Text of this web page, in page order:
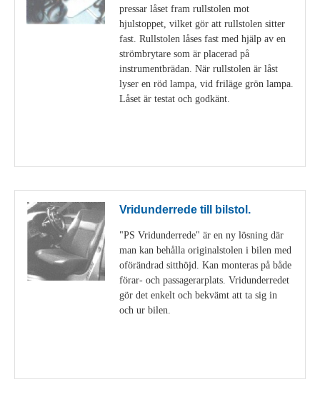
pressar låset fram rullstolen mot
hjulstoppet, vilket gör att rullstolen sitter
fast. Rullstolen låses fast med hjälp av en
strömbrytare som är placerad på
instrumentbrädan. När rullstolen är låst
lyser en röd lampa, vid friläge grön lampa.
Låset är testat och godkänt.
Vridunderrede till bilstol.
"PS Vridunderrede" är en ny lösning där
man kan behålla originalstolen i bilen med
oförändrad sitthöjd. Kan monteras på både
förar- och passagerarplats. Vridunderredet
gör det enkelt och bekvämt att ta sig in
och ur bilen.